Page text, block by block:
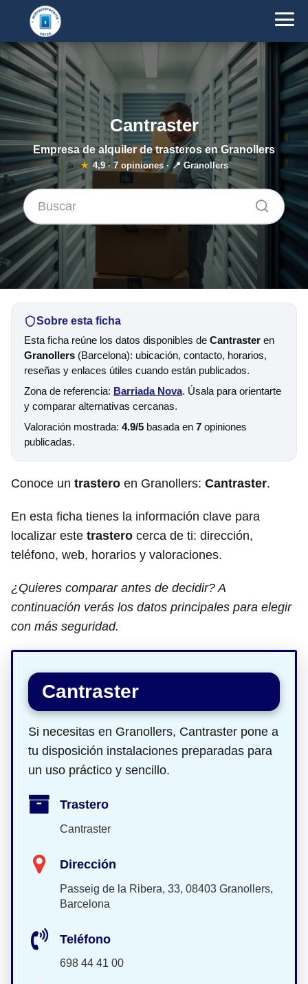
Cantraster
Empresa de alquiler de trasteros en Granollers
★ 4,9·7opiniones · 📍 Granollers
Sobre esta ficha
Esta ficha reúne los datos disponibles de Cantraster en
Granollers (Barcelona): ubicación, contacto, horarios,
reseñas y enlaces útiles cuando están publicados.
Zona de referencia: Barriada Nova. Úsala para orientarte
y comparar alternativas cercanas.
Valoración mostrada: 4.9/5 basada en 7 opiniones
publicadas.
Conoce un trastero en Granollers: Cantraster.
En esta ficha tienes la información clave para
localizar este trastero cerca de ti: dirección,
teléfono, web, horarios y valoraciones.
¿Quieres comparar antes de decidir? A
continuación verás los datos principales para elegir
con más seguridad.
Cantraster
Si necesitas en Granollers, Cantraster pone a
tu disposición instalaciones preparadas para
un uso práctico y sencillo.
Trastero
Cantraster
Dirección
Passeig de la Ribera, 33, 08403 Granollers,
Barcelona
Teléfono
698 44 41 00